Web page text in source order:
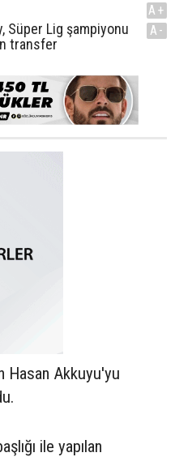
Süper Lig şampiyonu
transfer
A+
A-
Hasan Akkuyu'yu
ile yapılan